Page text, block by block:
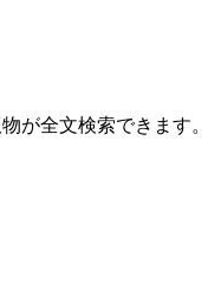
が全文検索できます。